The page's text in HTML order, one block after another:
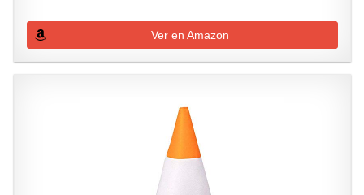
Ver en Amazon